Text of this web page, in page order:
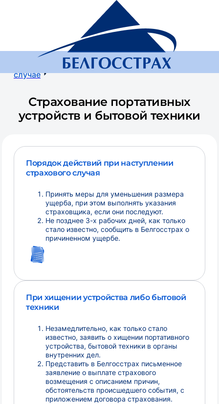
Белгосстрах, страховая компания
Страховой
Порядок действий при страховом
случае
Страхование портативных
устройств и бытовой техники
Порядок действий при наступлении
страхового случая
Принять меры для уменьшения размера
ущерба, при этом выполнять указания
страховщика, если они последуют.
Не позднее 3-х рабочих дней, как только
стало известно, сообщить в Белгосстрах о
причиненном ущербе.
При хищении устройства либо бытовой
техники
Незамедлительно, как только стало
известно, заявить о хищении портативного
устройства, бытовой техники в органы
внутренних дел.
Представить в Белгосстрах письменное
заявление о выплате страхового
возмещения с описанием причин,
обстоятельств происшедшего события, с
приложением договора страхования.